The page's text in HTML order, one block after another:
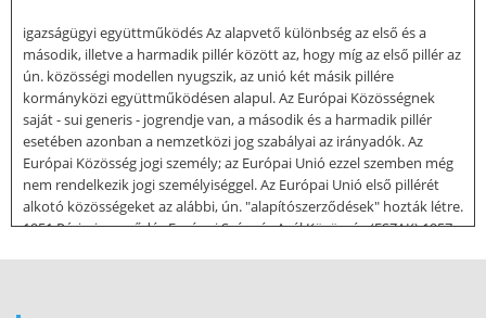
igazságügyi együttműködés Az alapvető különbség az első és a
második, illetve a harmadik pillér között az, hogy míg az első pillér az
ún. közösségi modellen nyugszik, az unió két másik pillére
kormányközi együttműködésen alapul. Az Európai Közösségnek
saját - sui generis - jogrendje van, a második és a harmadik pillér
esetében azonban a nemzetközi jog szabályai az irányadók. Az
Európai Közösség jogi személy; az Európai Unió ezzel szemben még
nem rendelkezik jogi személyiséggel. Az Európai Unió első pillérét
alkotó közösségeket az alábbi, ún. "alapítószerződések" hozták létre.
1951 Párizsi szerződés Európai Szén- és Acél Közösség (ESZAK) 1957